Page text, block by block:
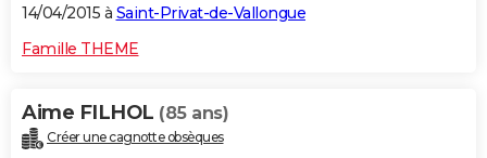
14/04/2015 à Saint-Privat-de-Vallongue
Famille THEME
Aime FILHOL (85 ans)
Créer une cagnotte obsèques